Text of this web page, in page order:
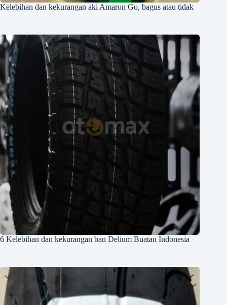
Kelebihan dan kekurangan aki Amaron Go, bagus atau tidak
6 Kelebihan dan kekurangan ban Delium Buatan Indonesia